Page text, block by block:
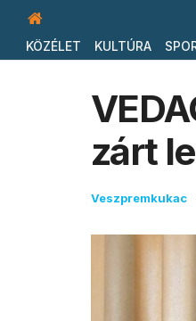
KÖZÉLET KULTÚRA
zárt le
Veszpremkukac